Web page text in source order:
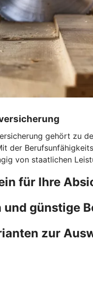
gehört zu
der
von staatlichen
für Ihre
und günstige
zur